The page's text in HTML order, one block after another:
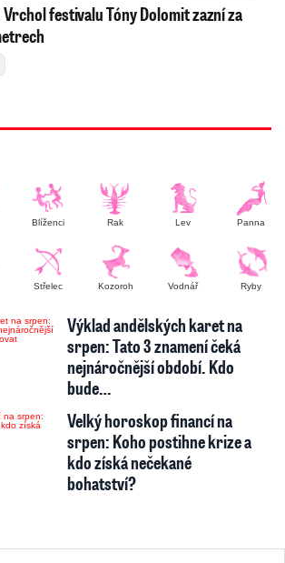
festivalu Tóny Dolomit zazní za
Blíženci Rak Lev Panna
Střelec Kozoroh Vodnář Ryby
Výklad andělských karet na
srpen: Tato 3 znamení čeká
nejnáročnější období. Kdo
bude…
Velký horoskop financí na
srpen: Koho postihne krize a
kdo získá nečekané
bohatství?